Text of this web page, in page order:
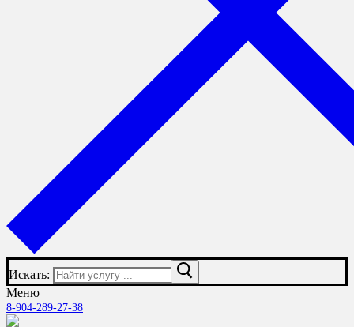
Искать:
Меню
8-904-289-27-38